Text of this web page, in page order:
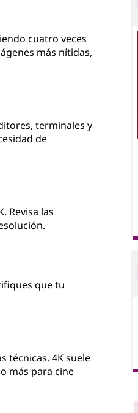
cuatro veces
más nítidas,
terminales y
de
Revisa las
que tu
técnicas. 4K suele
más para cine